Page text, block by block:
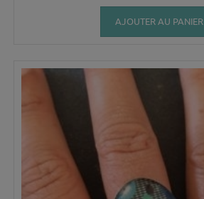
AJOUTER AU PANIER